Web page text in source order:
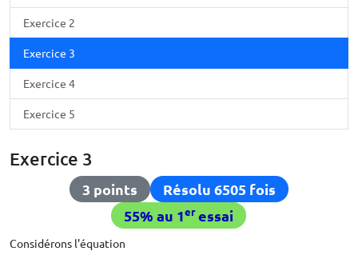
Exercice 2
Exercice 3
Exercice 4
Exercice 5
Exercice 3
3 points
Résolu 6505 fois
55% au 1eressai
Considérons l'équation